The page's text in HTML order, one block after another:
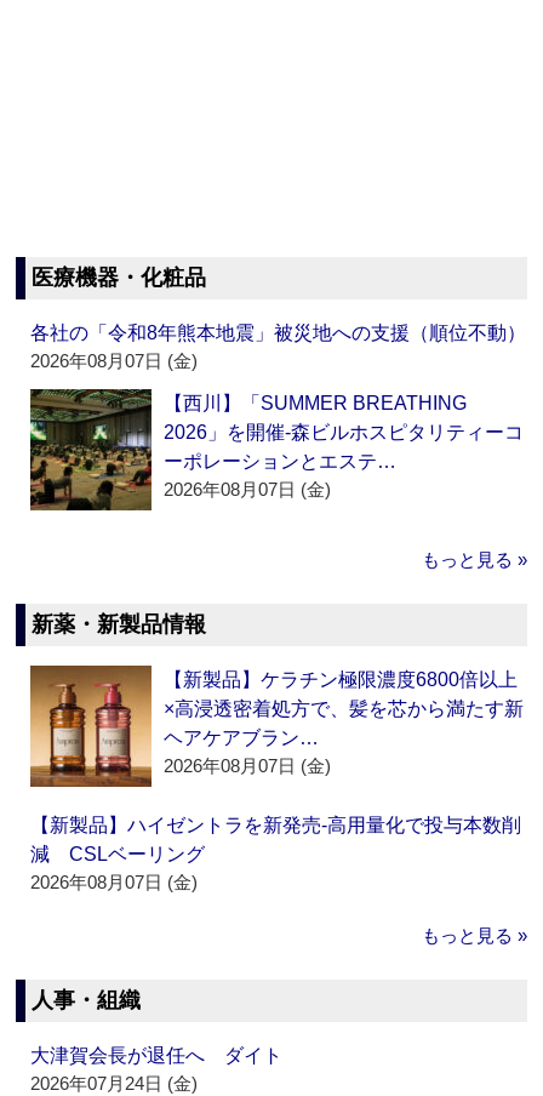
医療機器・化粧品
各社の「令和8年熊本地震」被災地への支援（順位不動）
2026年08月07日 (金)
【西川】「SUMMER BREATHING
2026」を開催‐森ビルホスピタリティーコ
ーポレーションとエステ…
2026年08月07日 (金)
もっと見る »
新薬・新製品情報
【新製品】ケラチン極限濃度6800倍以上
×高浸透密着処方で、髪を芯から満たす新
ヘアケアブラン…
2026年08月07日 (金)
【新製品】ハイゼントラを新発売‐高用量化で投与本数削
減 CSLベーリング
2026年08月07日 (金)
もっと見る »
人事・組織
大津賀会長が退任へ ダイト
2026年07月24日 (金)